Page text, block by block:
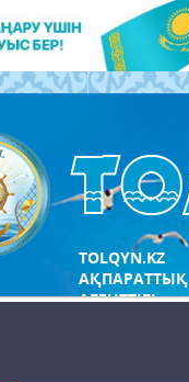
TOLQYN.KZ
АҚПАРАТТЫҚ
АГЕНТТІГІ